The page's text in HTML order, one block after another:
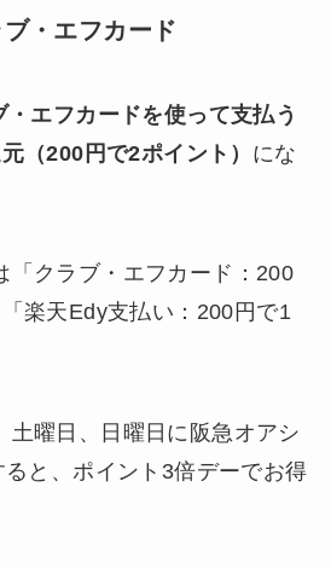
・エフカード
エフカードを使って支払う
（200円で2ポイント） にな
クラブ・エフカード：200
楽天Edy支払い：200円で1
土曜日、日曜日に阪急オアシ
と、ポイント3倍デーでお得